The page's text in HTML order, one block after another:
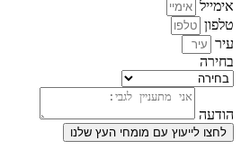
אימייל
טלפון
עיר
בחירה
הודעה
לחצו לייעוץ עם מומחי העץ שלנו